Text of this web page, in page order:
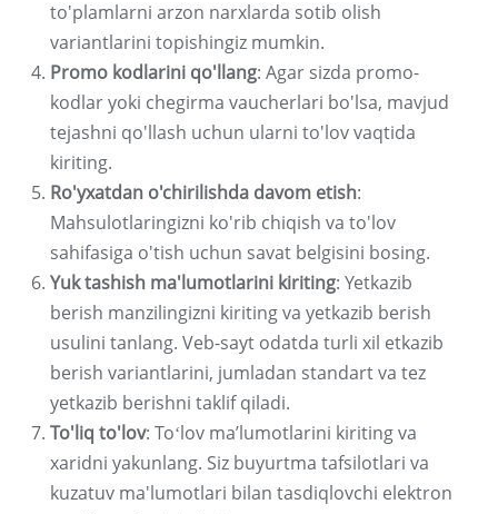
to'plamlarni arzon narxlarda sotib olish
variantlarini topishingiz mumkin.
Promo kodlarini qo'llang: Agar sizda promo-
kodlar yoki chegirma vaucherlari bo'lsa, mavjud
tejashni qo'llash uchun ularni to'lov vaqtida
kiriting.
Ro'yxatdan o'chirilishda davom etish:
Mahsulotlaringizni ko'rib chiqish va to'lov
sahifasiga o'tish uchun savat belgisini bosing.
Yuk tashish ma'lumotlarini kiriting: Yetkazib
berish manzilingizni kiriting va yetkazib berish
usulini tanlang. Veb-sayt odatda turli xil etkazib
berish variantlarini, jumladan standart va tez
yetkazib berishni taklif qiladi.
To'liq to'lov: Toʻlov maʼlumotlarini kiriting va
xaridni yakunlang. Siz buyurtma tafsilotlari va
kuzatuv ma'lumotlari bilan tasdiqlovchi elektron